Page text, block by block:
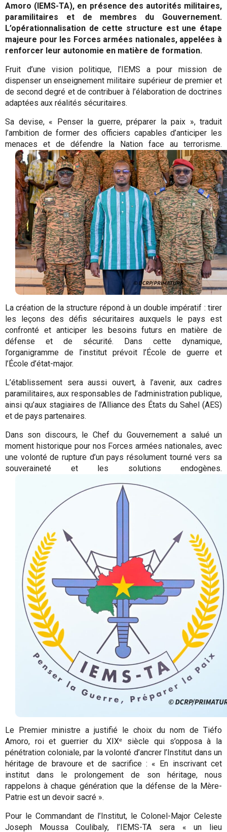
Amoro (IEMS-TA), en présence des autorités militaires,
paramilitaires et de membres du Gouvernement.
L’opérationnalisation de cette structure est une étape
majeure pour les Forces armées nationales, appelées à
renforcer leur autonomie en matière de formation.
Fruit d’une vision politique, l’IEMS a pour mission de
dispenser un enseignement militaire supérieur de premier et
de second degré et de contribuer à l’élaboration de doctrines
adaptées aux réalités sécuritaires.
Sa devise, « Penser la guerre, préparer la paix », traduit
l’ambition de former des officiers capables d’anticiper les
menaces et de défendre la Nation face au terrorisme.
La création de la structure répond à un double impératif : tirer
les leçons des défis sécuritaires auxquels le pays est
confronté et anticiper les besoins futurs en matière de
défense et de sécurité. Dans cette dynamique,
l’organigramme de l’institut prévoit l’École de guerre et
l’École d’état-major.
L’établissement sera aussi ouvert, à l’avenir, aux cadres
paramilitaires, aux responsables de l’administration publique,
ainsi qu’aux stagiaires de l’Alliance des États du Sahel (AES)
et de pays partenaires.
Dans son discours, le Chef du Gouvernement a salué un
moment historique pour nos Forces armées nationales, avec
une volonté de rupture d’un pays résolument tourné vers sa
souveraineté et les solutions endogènes.
Le Premier ministre a justifié le choix du nom de Tiéfo
Amoro, roi et guerrier du XIXᵉ siècle qui s’opposa à la
pénétration coloniale, par la volonté d’ancrer l’Institut dans un
héritage de bravoure et de sacrifice : « En inscrivant cet
institut dans le prolongement de son héritage, nous
rappelons à chaque génération que la défense de la Mère-
Patrie est un devoir sacré ».
Pour le Commandant de l’Institut, le Colonel-Major Celeste
Joseph Moussa Coulibaly, l’IEMS-TA sera « un lieu